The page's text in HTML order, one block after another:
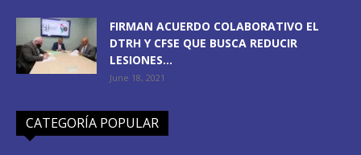
FIRMAN ACUERDO COLABORATIVO EL
DTRH Y CFSE QUE BUSCA REDUCIR
LESIONES...
June 18, 2021
CATEGORÍA POPULAR